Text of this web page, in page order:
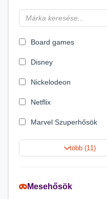
Delta Vision
Board games
Disney
Nickelodeon
Netflix
Marvel Szuperhősök
Rubik bűvös kocka
Noris
több (11)
Mesehősök